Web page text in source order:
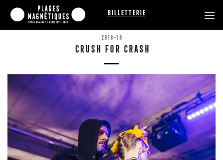
Passer
contenu
Billetterie
2018-19
CRUSH FOR CRASH